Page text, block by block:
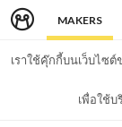
MAKERS
เราใช้คุ๊กกี้บนเว็บไซ
เพื่อใช้บ